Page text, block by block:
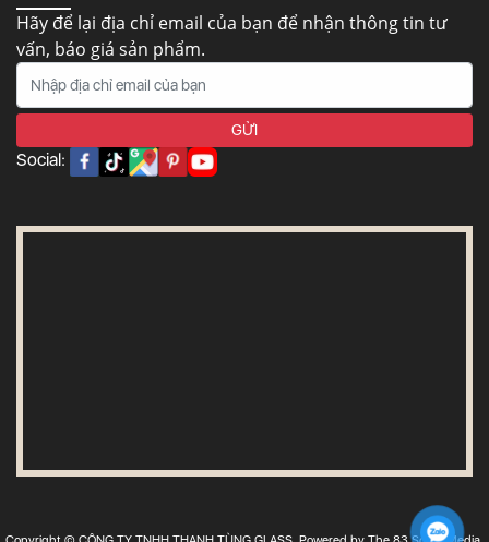
Hãy để lại địa chỉ email của bạn để nhận thông tin tư
vấn, báo giá sản phẩm.
Social: